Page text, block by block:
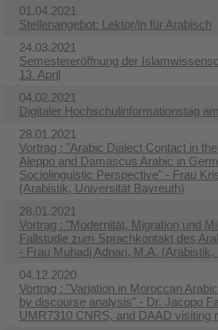
01.04.2021
Stellenangebot: Lektor/in für Arabisch
24.03.2021
Semestereröffnung der
13. April
04.02.2021
Digitaler Hochschulinformationstag
28.01.2021
Vortrag : "Arabic Dialect Contact in
Aleppo and Damascus Arabic in
Sociolinguistic Perspective"​ - Frau
(Arabistik, Universität Bayreuth)
28.01.2021
Vortrag : "Modernität, Migration und
Fallstudie zum Sprachkontakt des
- Frau Muhadj Adnan, M.A.
04.12.2020
Vortrag : "Variation in Moroccan
by discourse analysis"​ - Dr. Jacopo
UMR7310 CNRS, and DAAD visiting